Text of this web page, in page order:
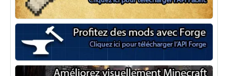
Minecraft Fabric
Minecraft Forge